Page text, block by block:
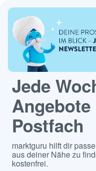
Jede
Postfach
marktguru hilft dir
aus deiner Nähe zu
kostenfrei.